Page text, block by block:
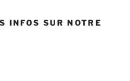
INFOS SUR NOTRE